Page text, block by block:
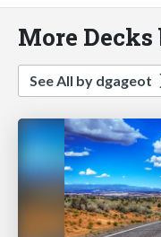
More
See All by dgageot